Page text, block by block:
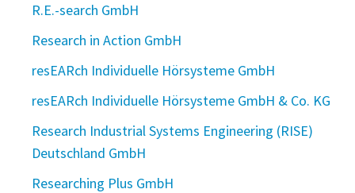
R.E.-search GmbH
Research in Action GmbH
resEARch Individuelle Hörsysteme GmbH
resEARch Individuelle Hörsysteme GmbH & Co. KG
Research Industrial Systems Engineering (RISE)
Deutschland GmbH
Researching Plus GmbH